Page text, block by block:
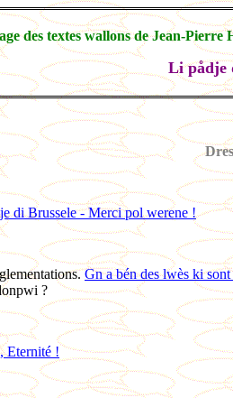
des textes wallons de Jean-Pierre
Li pådje
di Brussele - Merci pol werene !
Gn a bén des lwès ki
?
Eternité !